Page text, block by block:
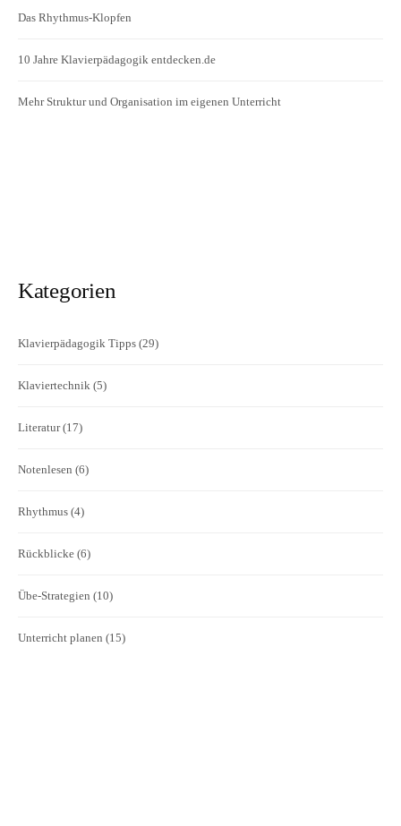
Das Rhythmus-Klopfen
10 Jahre Klavierpädagogik entdecken.de
Mehr Struktur und Organisation im eigenen Unterricht
Kategorien
Klavierpädagogik Tipps (29)
Klaviertechnik (5)
Literatur(17)
Notenlesen (6)
Rhythmus (4)
Rückblicke (6)
Übe-Strategien (10)
Unterricht planen (15)